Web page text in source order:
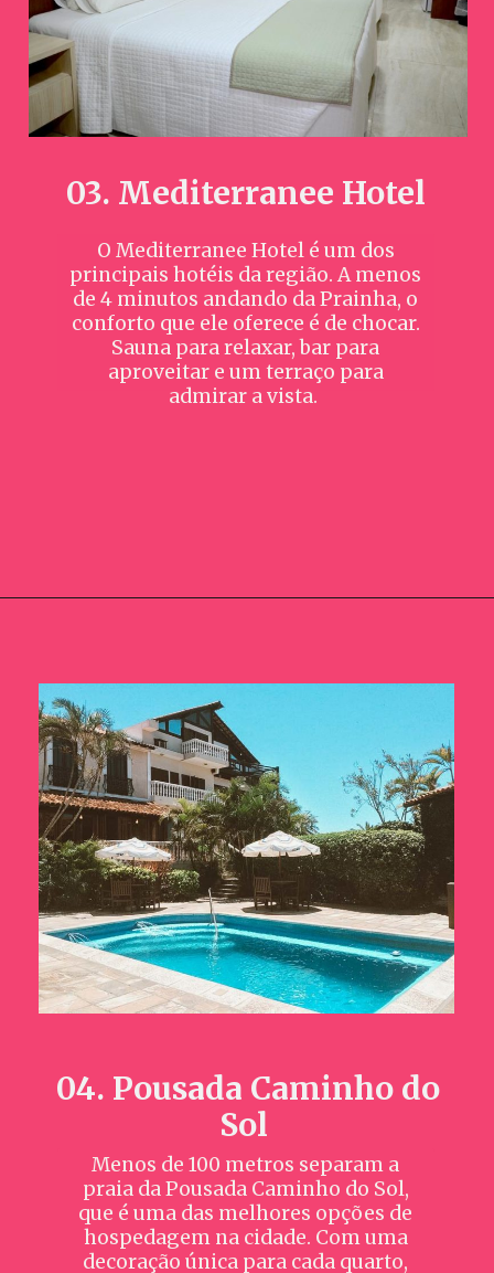
O Mediterranee Hotel é um dos
principais hotéis da região. A menos
de 4 minutos andando da Prainha, o
conforto que ele oferece é de chocar.
Sauna para relaxar, bar para
aproveitar e um terraço para
admirar a vista.
03. Mediterranee Hotel
Menos de 100 metros separam a
praia da Pousada Caminho do Sol,
que é uma das melhores opções de
hospedagem na cidade. Com uma
decoração única para cada quarto,
04. Pousada Caminho do
Sol